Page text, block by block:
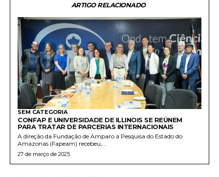
ARTIGO RELACIONADO
SEM CATEGORIA
CONFAP E UNIVERSIDADE DE ILLINOIS SE REÚNEM
PARA TRATAR DE PARCERIAS INTERNACIONAIS
A direção da Fundação de Amparo à Pesquisa do Estado do
Amazonas (Fapeam) recebeu,...
27 de março de 2025